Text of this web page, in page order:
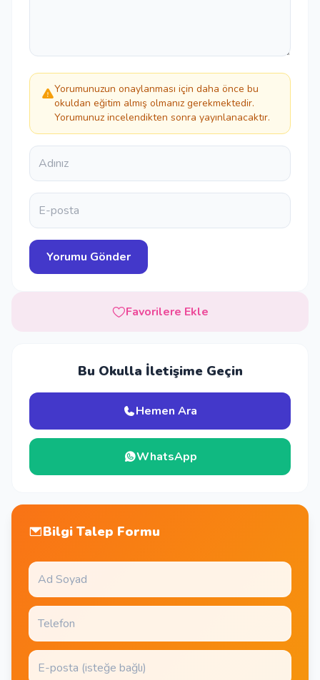
Yorumunuzun onaylanması için daha önce bu
okuldan eğitim almış olmanız gerekmektedir.
Yorumunuz incelendikten sonra yayınlanacaktır.
Favorilere Ekle
Bu Okulla İletişime Geçin
Hemen Ara
WhatsApp
Bilgi Talep Formu